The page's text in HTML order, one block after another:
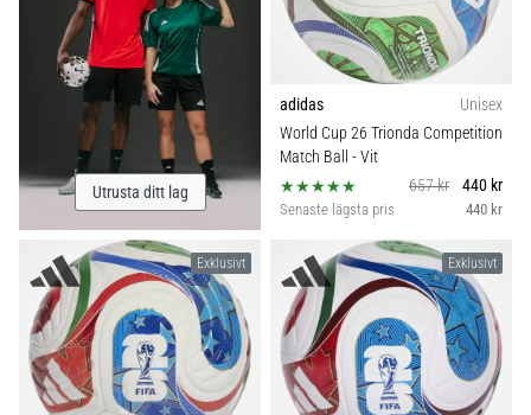
Utrusta ditt lag
adidas
Unisex
World Cup 26 Trionda Competition
Match Ball - Vit
657 kr
440 kr
Senaste lägsta pris 440 kr
Exklusivt Exklusivt